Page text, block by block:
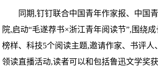
同期,钉钉联合中国青年作家报、中国
院,启动“毛遂荐书×浙江青年阅读节”,围绕成
榜样、科技5个阅读主题,邀请作家、书评人
领读直播活动,读者可以和包括鲁迅文学奖